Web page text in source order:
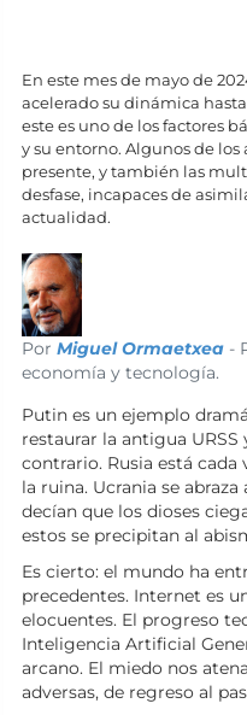
En este mes de mayo de
acelerado su dinámica
este es uno de los factores
y su entorno. Algunos de
presente, y también las
desfase, incapaces de
actualidad.
Por Miguel Ormaetxea -
economía y tecnología.
Putin es un ejemplo
restaurar la antigua
contrario. Rusia está cada
la ruina. Ucrania se
decían que los dioses
estos se precipitan al
Es cierto: el mundo ha
precedentes. Internet es
elocuentes. El progreso
Inteligencia Artificial
arcano. El miedo nos
adversas, de regreso al